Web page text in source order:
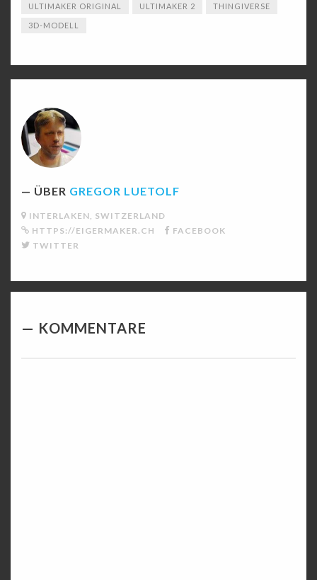
ULTIMAKER ORIGINAL ULTIMAKER 2 THINGIVERSE
3D-MODELL
ÜBER GREGOR LUETOLF
INTERLAKEN, SWITZERLAND
HTTPS://EIGERMAKER.CH
FACEBOOK
TWITTER
KOMMENTARE